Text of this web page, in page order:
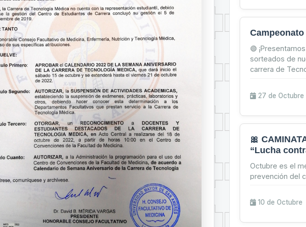
Campeonato
🟢
sorteados de
carrera de
27 de Octubre
🎀
“Lucha
Octubre es el
prevención del
tiempo puede
10 de Octubre